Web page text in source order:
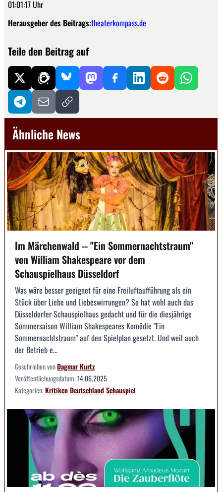
01:01:17 Uhr
Herausgeber des Beitrags:theaterkompass.de
Teile den Beitrag auf
Ähnliche News
Im Märchenwald -- "Ein Sommernachtstraum"
von William Shakespeare vor dem
Schauspielhaus Düsseldorf
Was wäre besser geeignet für eine Freiluftaufführung als ein
Stück über Liebe und Liebeswirrungen? So hat wohl auch das
Düsseldorfer Schauspielhaus gedacht und für die diesjährige
Sommersaison William Shakespeares Komödie "Ein
Sommernachtstraum" auf den Spielplan gesetzt. Und weil auch
der Betrieb e...
Geschrieben vonDagmar Kurtz
Veröffentlichungsdatum:14.06.2025
Kategorien:KritikenDeutschlandSchauspiel